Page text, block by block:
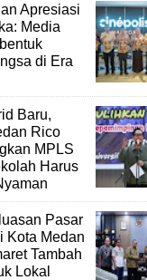
Apresiasi
Media
di Era
Baru,
Rico
MPLS
Harus
Pasar
Kota Medan
Tambah
Lokal